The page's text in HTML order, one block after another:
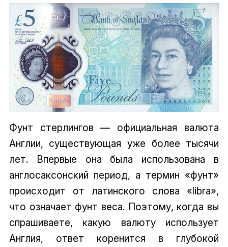
Фунт стерлингов — официальная валюта
Англии, существующая уже более тысячи
лет. Впервые она была использована в
англосаксонский период, а термин «фунт»
происходит от латинского слова «libra»,
что означает фунт веса. Поэтому, когда вы
спрашиваете, какую валюту использует
Англия, ответ коренится в глубокой